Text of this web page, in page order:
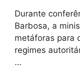
Durante
Barbosa, a
metáforas para
regimes
…